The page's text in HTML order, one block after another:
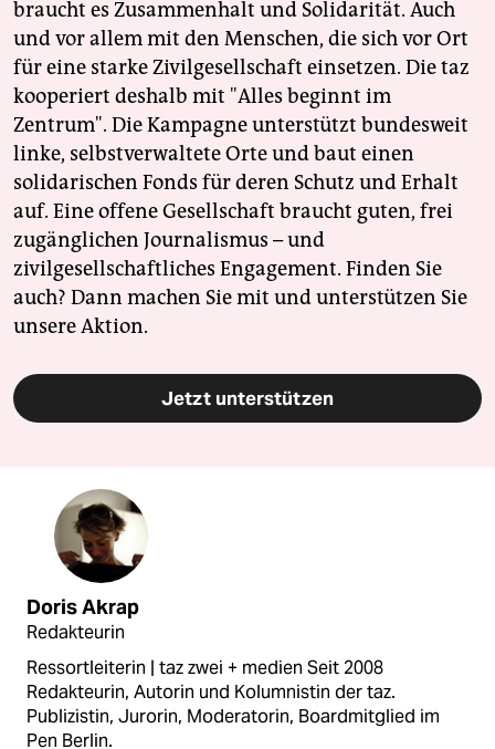
braucht es Zusammenhalt und Solidarität. Auch
und vor allem mit den Menschen, die sich vor Ort
für eine starke Zivilgesellschaft einsetzen. Die taz
kooperiert deshalb mit "Alles beginnt im
Zentrum". Die Kampagne unterstützt bundesweit
linke, selbstverwaltete Orte und baut einen
solidarischen Fonds für deren Schutz und Erhalt
auf. Eine offene Gesellschaft braucht guten, frei
zugänglichen Journalismus – und
zivilgesellschaftliches Engagement. Finden Sie
auch? Dann machen Sie mit und unterstützen Sie
unsere Aktion.
Jetzt unterstützen
Doris Akrap
Redakteurin
Ressortleiterin | taz zwei + medien Seit 2008
Redakteurin, Autorin und Kolumnistin der taz.
Publizistin, Jurorin, Moderatorin, Boardmitglied im
Pen Berlin.